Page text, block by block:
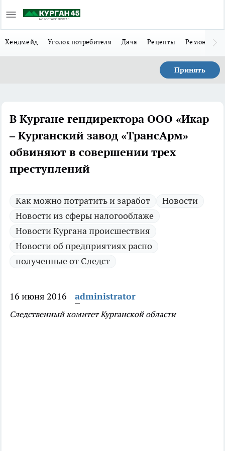
Хендмейд Уголок потребителя Дача Рецепты Ремонт
Принять
В Кургане гендиректора ООО «Икар
– Курганский завод «ТрансАрм»
обвиняют в совершении трех
преступлений
Как можно потратить и заработ
Новости
Новости из сферы налогооблаже
Новости Кургана происшествия
Новости об предприятиях распо
полученные от Следст
16 июня 2016 administrator
Следственный комитет Курганской области